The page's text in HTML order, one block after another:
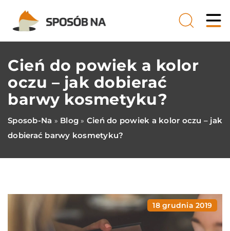
Cień do powiek a kolor
oczu – jak dobierać
barwy kosmetyku?
Sposob-Na » Blog » Cień do powiek a kolor oczu – jak
dobierać barwy kosmetyku?
18 grudnia 2019